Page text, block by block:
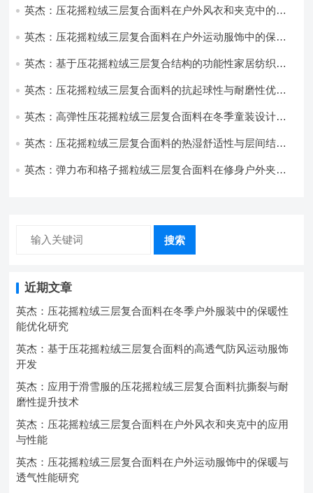
英杰：压花摇粒绒三层复合面料在户外风衣和夹克中的应
英杰：压花摇粒绒三层复合面料在户外运动服饰中的保暖
英杰：基于压花摇粒绒三层复合结构的功能性家居纺织品
英杰：压花摇粒绒三层复合面料的抗起球性与耐磨性优化
英杰：高弹性压花摇粒绒三层复合面料在冬季童装设计中
英杰：压花摇粒绒三层复合面料的热湿舒适性与层间结合
英杰：弹力布和格子摇粒绒三层复合面料在修身户外夹克
搜索
近期文章
英杰：压花摇粒绒三层复合面料在冬季户外服装中的保暖性
能优化研究
英杰：基于压花摇粒绒三层复合面料的高透气防风运动服饰
开发
英杰：应用于滑雪服的压花摇粒绒三层复合面料抗撕裂与耐
磨性提升技术
英杰：压花摇粒绒三层复合面料在户外风衣和夹克中的应用
与性能
英杰：压花摇粒绒三层复合面料在户外运动服饰中的保暖与
透气性能研究